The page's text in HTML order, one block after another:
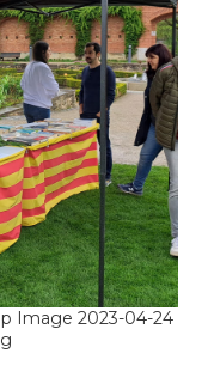
Image 2023-04-24